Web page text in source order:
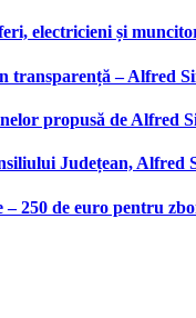
electricieni și
– Alfred
propusă de Alfred
Județean, Alfred
250 de euro pentru